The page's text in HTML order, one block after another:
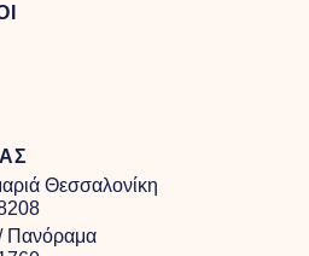
Θεσσαλονίκη
Πανόραμα